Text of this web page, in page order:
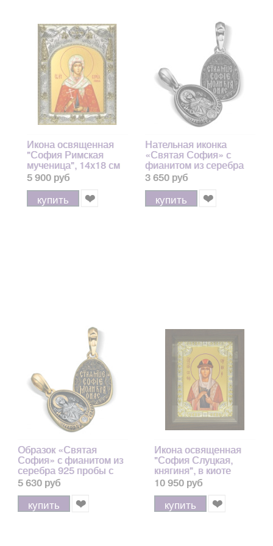
Икона освященная
"София Римская
мученица", 14x18 см
5 900 руб
купить
Нательная иконка
«Святая София» с
фианитом из серебра
925 пробы с чернением
3 650 руб
купить
Образок «Святая
София» с фианитом из
серебра 925 пробы с
позолотой и чернением
5 630 руб
купить
Икона освященная
"София Слуцкая,
княгиня", в киоте
24x30 см
10 950 руб
купить